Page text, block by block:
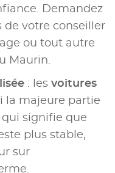
Demandez
de votre conseiller
ou tout autre
Maurin.
: les voitures
la majeure partie
signifie que
plus stable,
sur